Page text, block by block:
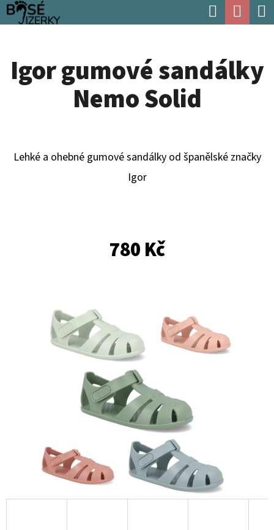
Přejít
na
Hledat
Igor gumové sandálky
Nemo Solid
Lehké a ohebné gumové sandálky od španělské značky
Igor
780 Kč
K
O Zpět
Zpět
C
T